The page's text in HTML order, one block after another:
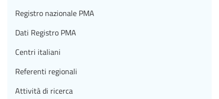
Registro nazionale PMA
Dati Registro PMA
Centri italiani
Referenti regionali
Attività di ricerca